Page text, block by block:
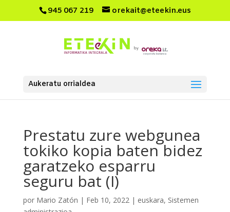
945 067 219 orekait@eteekin.eus
Aukeratu orrialdea
Prestatu zure webgunea
tokiko kopia baten bidez
garatzeko esparru
seguru bat (I)
por Mario Zatón | Feb 10, 2022| euskara, Sistemen